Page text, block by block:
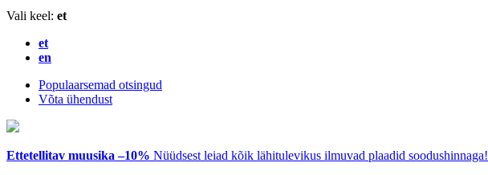
Vali keel: et
et
en
Populaarsemad otsingud
Võta ühendust
Ettetellitav muusika –10% Nüüdsest leiad kõik lähitulevikus ilmuvad plaadid soodushinnaga!